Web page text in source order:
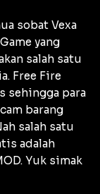
sobat Vexa
yang
salah satu
Free Fire
sehingga para
barang
salah satu
adalah
Yuk simak